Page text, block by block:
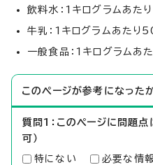
飲料水：1キログラムあた
牛乳：1キログラムあたり
一般食品：1キログラムあ
このページが参考になった
質問1：このページに問題点
可）
特にない 必要な情